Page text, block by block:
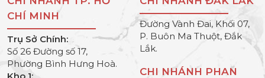
CHÍ MINH
Trụ Sở Chính:
Số 26 Đường số 17,
Phường Bình Hưng Hoà.
Đường Vành Đai, Khối 07,
P. Buôn Ma Thuột, Đắk
Lắk.
CHI NHÁNH PHAN